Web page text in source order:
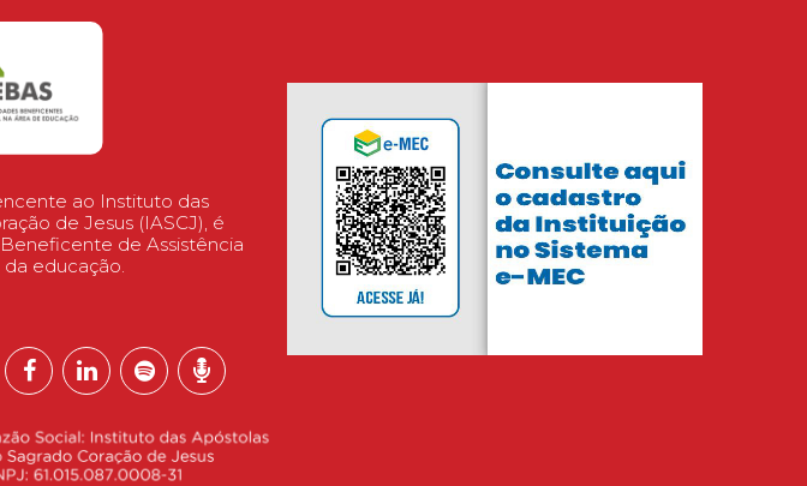
ao Instituto das
de Jesus (IASCJ), é
de Assistência
da educação.